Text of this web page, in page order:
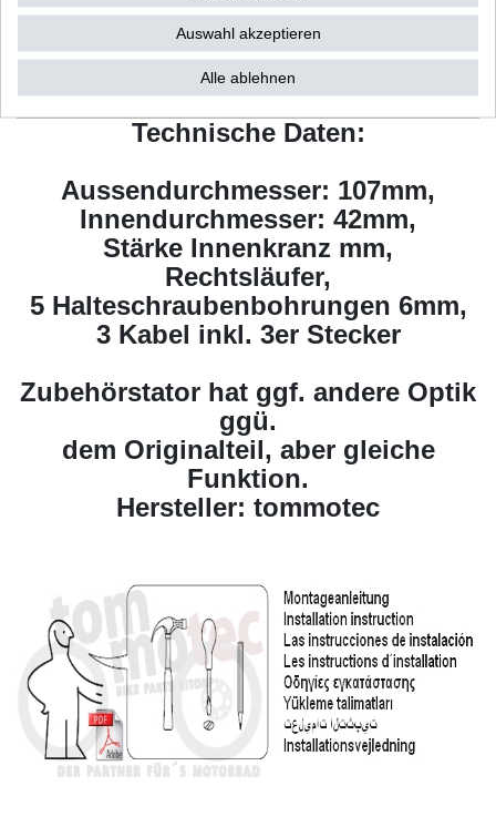
Technisch veränderte Artikel sind vom Umtausch und
Gewährleistung ausgeschlossen,
speziell bei Lichtmaschinen beachten Sie bitte auch die
Einbauvorschriften.
Technische Daten:
Aussendurchmesser: 107mm,
Innendurchmesser: 42mm,
Stärke Innenkranz mm,
Rechtsläufer,
5 Halteschraubenbohrungen 6mm,
3 Kabel inkl. 3er Stecker
Zubehörstator hat ggf. andere Optik
ggü.
dem Originalteil, aber gleiche
Funktion.
Hersteller: tommotec
Auswahl akzeptieren
Alle ablehnen